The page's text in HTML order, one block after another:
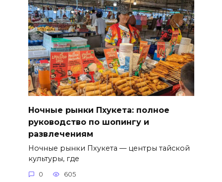
Ночные рынки Пхукета: полное
руководство по шопингу и
развлечениям
Ночные рынки Пхукета — центры тайской
культуры, где
0 605